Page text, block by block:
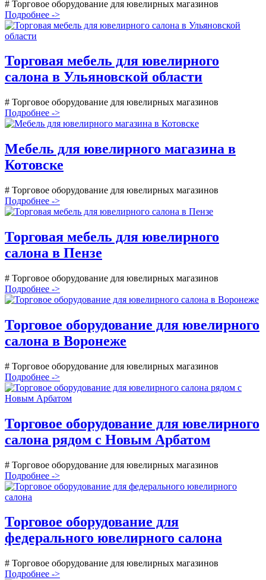
# Торговое оборудование для ювелирных магазинов
Подробнее ->
Торговая мебель для ювелирного
салона в Ульяновской области
# Торговое оборудование для ювелирных магазинов
Подробнее ->
Мебель для ювелирного магазина в
Котовске
# Торговое оборудование для ювелирных магазинов
Подробнее ->
Торговая мебель для ювелирного
салона в Пензе
# Торговое оборудование для ювелирных магазинов
Подробнее ->
Торговое оборудование для ювелирного
салона в Воронеже
# Торговое оборудование для ювелирных магазинов
Подробнее ->
Торговое оборудование для ювелирного
салона рядом с Новым Арбатом
# Торговое оборудование для ювелирных магазинов
Подробнее ->
Торговое оборудование для
федерального ювелирного салона
# Торговое оборудование для ювелирных магазинов
Подробнее ->